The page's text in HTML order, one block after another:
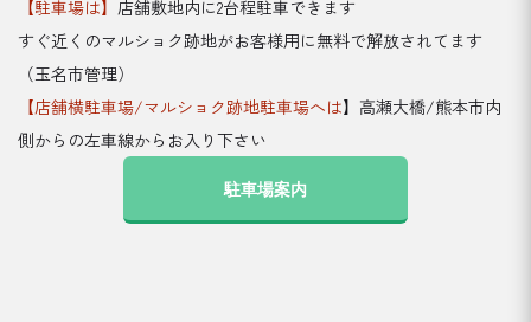
【駐車場は】 店舗敷地内に2台程駐車できます
すぐ近くのマルショク跡地がお客様用に無料で解放されてます
（玉名市管理）
【店舗横駐車場/マルショク跡地駐車場へは】高瀬大橋/熊本市内
側からの左車線からお入り下さい
駐車場案内